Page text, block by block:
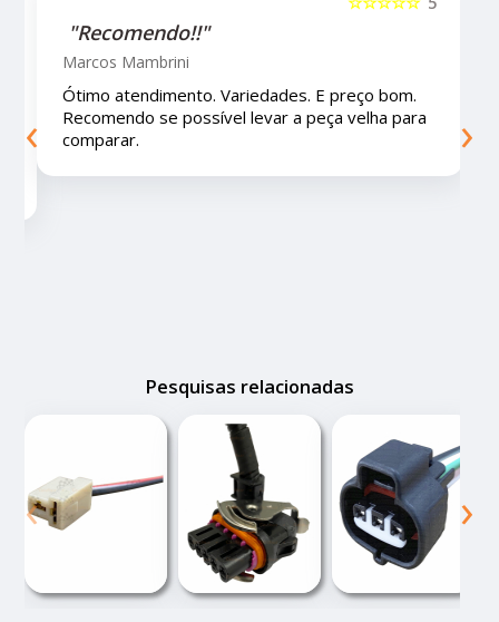
"Recomendo!!"
Marcos Mambrini
Ótimo atendimento. Variedades. E preço bom.
Recomendo se possível levar a peça velha para
comparar.
‹ ›
Pesquisas relacionadas
‹ ›